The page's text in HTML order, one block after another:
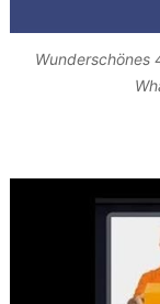
Wunderschönes